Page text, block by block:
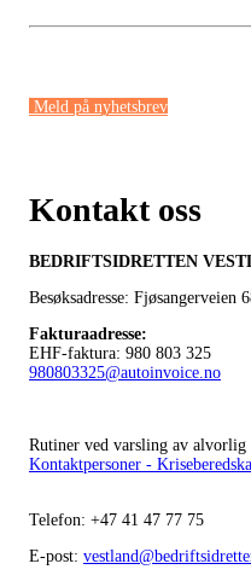
Meld på nyhetsbrev
Kontakt oss
BEDRIFTSIDRETTEN
Besøksadresse: Fjøsangerveien
Fakturaadresse:
EHF-faktura: 980 803 325
980803325@autoinvoice.no
Rutiner ved varsling av alvorlig
Kontaktpersoner -
Telefon: +47 41 47 77 75
E-post: